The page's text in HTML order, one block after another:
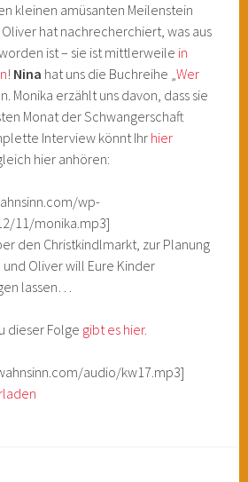
kleinen amüsanten Meilenstein
hat nachrecherchiert, was aus
ist – sie ist mittlerweile in
! Nina hat uns die Buchreihe „Wer
Monika erzählt uns davon, dass sie
Monat der Schwangerschaft
Interview könnt Ihr hier
hier anhören:
wp-
11/monika.mp3]
den Christkindlmarkt, zur Planung
Oliver will Eure Kinder
lassen…
dieser Folge gibt es hier.
audio/kw17.mp3]